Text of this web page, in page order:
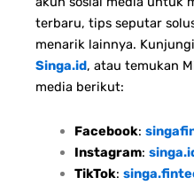
terbaru, tips seputar
menarik lainnya.
Singa.id, atau temukan
media berikut:
Facebook:
Instagram:
TikTok: